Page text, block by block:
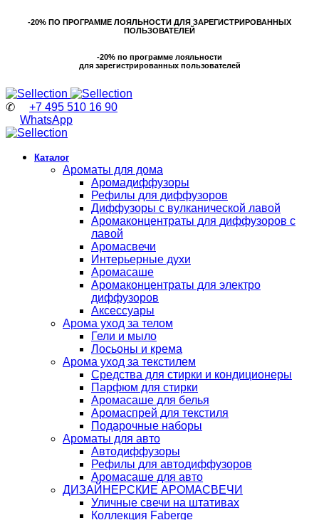
-20% ПО ПРОГРАММЕ ЛОЯЛЬНОСТИ ДЛЯ ЗАРЕГИСТРИРОВАННЫХ
ПОЛЬЗОВАТЕЛЕЙ
-20% по программе лояльности
для зарегистрированных пользователей
✆ +7 495 510 16 90
WhatsApp
Каталог
Ароматы для дома
Аромадиффузоры
Рефилы для диффузоров
Диффузоры с вулканической лавой
Аромаконцентраты для диффузоров с
лавой
Аромасвечи
Интерьерные духи
Аромасаше
Аромаконцентраты для электро
диффузоров
Аксессуары
Арома уход за телом
Гели и мыло
Лосьоны и крема
Арома уход за текстилем
Средства для стирки и кондиционеры
Парфюм для стирки
Аромасаше для белья
Аромаспрей для текстиля
Подарочные наборы
Ароматы для авто
Автодиффузоры
Рефилы для автодиффузоров
Аромасаше для авто
ДИЗАЙНЕРСКИЕ АРОМАСВЕЧИ
Уличные свечи на штативах
Коллекция Faberge